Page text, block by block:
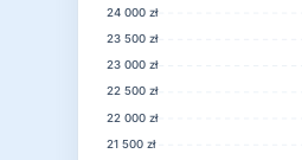
21 500 zł
22 000 zł
22 500 zł
23 000 zł
23 500 zł
24 000 zł